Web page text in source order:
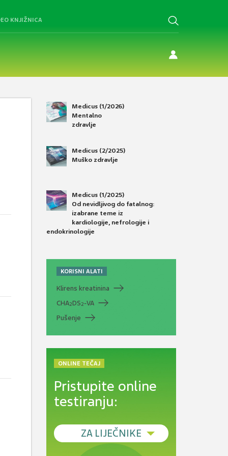
KNJIŽNICA
Medicus (1/2026)
Mentalno
zdravlje
Medicus (2/2025)
Muško zdravlje
Medicus (1/2025)
Od nevidljivog do fatalnog:
izabrane teme iz
kardiologije, nefrologije i
endokrinologije
KORISNI ALATI
Klirens kreatinina
CHA2DS2-VA
Pušenje
ONLINE TEČAJ
Pristupite online
testiranju:
ZA LIJEČNIKE